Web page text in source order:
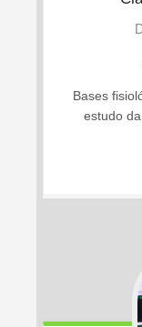
Bases
estudo